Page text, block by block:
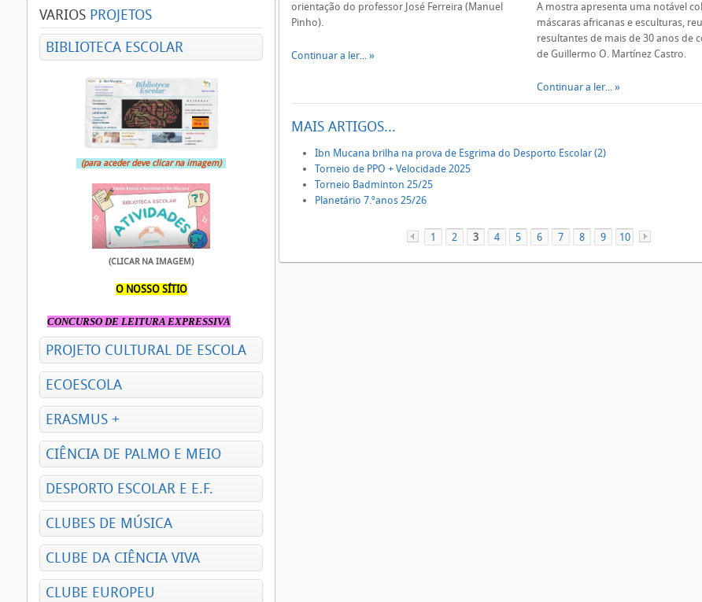
orientação do professor José Ferreira (Manuel
Pinho).
Continuar a ler...
A mostra apresenta uma notável
máscaras africanas e esculturas,
resultantes de mais de 30 anos de
de Guillermo O. Martínez Castro.
Continuar a ler...
MAIS ARTIGOS...
Ibn Mucana brilha na prova de Esgrima do Desporto Escolar (2)
Torneio de PPO + Velocidade 2025
Torneio Badminton 25/25
Planetário 7.ºanos 25/26
«
1 2 3 4 5 6 7 8 9 10
VARIOS PROJETOS
BIBLIOTECA ESCOLAR
(para aceder deve clicar na imagem)
(CLICAR NA IMAGEM)
O NOSSO SÍTIO
CONCURSO DE LEITURA EXPRESSIVA
PROJETO CULTURAL DE ESCOLA
ECOESCOLA
ERASMUS +
CIÊNCIA DE PALMO E MEIO
DESPORTO ESCOLAR E E.F.
CLUBES DE MÚSICA
CLUBE DA CIÊNCIA VIVA
CLUBE EUROPEU